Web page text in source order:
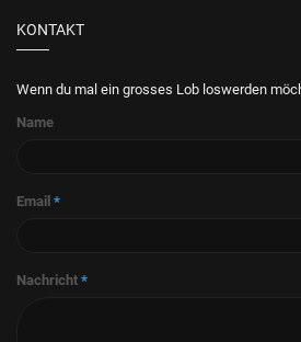
KONTAKT
Wenn du mal ein grosses Lob loswerden
Name
Email *
Nachricht *